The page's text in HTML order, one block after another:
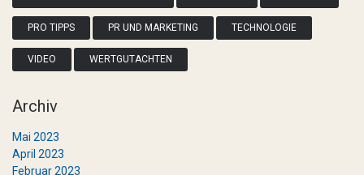
PRO TIPPS PR UND MARKETING TECHNOLOGIE
VIDEO WERTGUTACHTEN
Archiv
Mai 2023
April 2023
Februar 2023